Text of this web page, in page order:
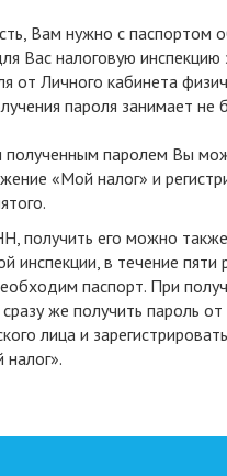
Вам нужно с паспортом
Вас налоговую инспекцию
от Личного кабинета
пароля занимает не
паролем Вы
«Мой налог» и
получить его можно
инспекции, в течение пяти
паспорт. При
же получить пароль от
лица и